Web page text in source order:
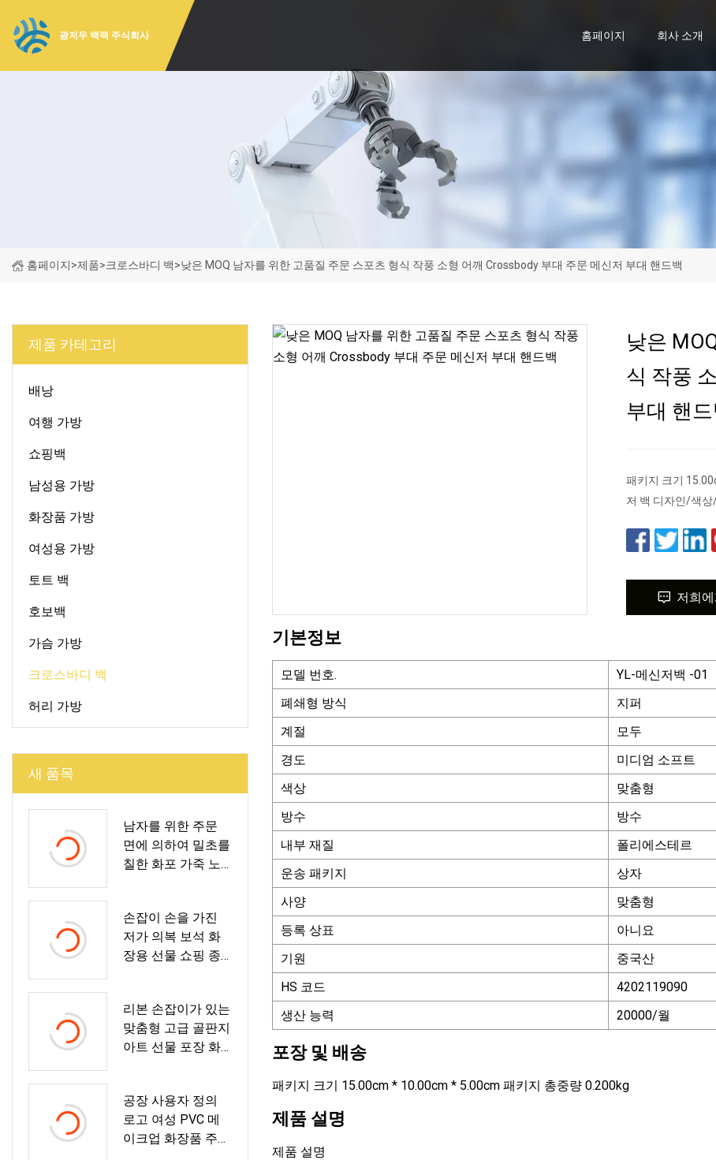
광저우 백팩 주식회사 홈페이지 회사 소개
홈페이지>제품>크로스바디 백>낮은 MOQ 남자를 위한 고품질 주문 스포츠 형식 작풍 소형 어깨 Crossbody 부대 주문 메신저 부대 핸드백
제품 카테고리
배낭
여행 가방
쇼핑백
남성용 가방
화장품 가방
여성용 가방
토트 백
호보백
가슴 가방
크로스바디 백
허리 가방
새 품목
남자를 위한 주문
면에 의하여 밀초를
칠한 화포 가죽 노
플 책가방
손잡이 손을 가진
저가 의복 보석 화
장용 선물 쇼핑 종
리본 손잡이가 있는
맞춤형 고급 골판지
아트 선물 포장 화
공장 사용자 정의
로고 여성 PVC 메
이크업 화장품 주머
낮은
식 작풍
부대 핸드
패키지 크기
저 백 디자인/색상
저희
기본정보
모델 번호.
YL-메신저백 -01
폐쇄형 방식
지퍼
계절
모두
경도
미디엄 소프트
색상
맞춤형
방수
방수
내부 재질
폴리에스테르
운송 패키지
상자
사양
맞춤형
등록 상표
아니요
기원
중국산
HS 코드
4202119090
생산 능력
20000/월
포장 및 배송
패키지 크기 15.00cm * 10.00cm * 5.00cm 패키지 총중량 0.200kg
제품 설명
제품 설명